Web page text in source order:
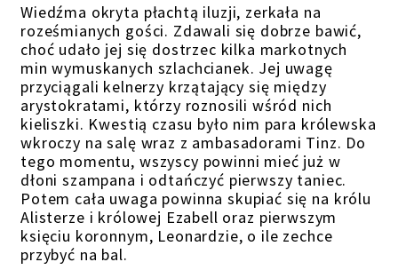
Wiedźma okryta płachtą iluzji, zerkała na
roześmianych gości. Zdawali się dobrze bawić,
choć udało jej się dostrzec kilka markotnych
min wymuskanych szlachcianek. Jej uwagę
przyciągali kelnerzy krzątający się między
arystokratami, którzy roznosili wśród nich
kieliszki. Kwestią czasu było nim para królewska
wkroczy na salę wraz z ambasadorami Tinz. Do
tego momentu, wszyscy powinni mieć już w
dłoni szampana i odtańczyć pierwszy taniec.
Potem cała uwaga powinna skupiać się na królu
Alisterze i królowej Ezabell oraz pierwszym
księciu koronnym, Leonardzie, o ile zechce
przybyć na bal.